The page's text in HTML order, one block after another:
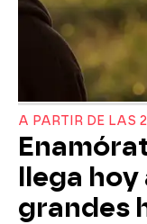
A PARTIR DE LAS
llega hoy
grandes